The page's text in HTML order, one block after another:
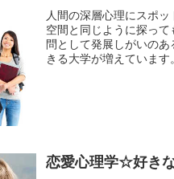
人間の深層心理にスポ
空間と同じように探っ
問として発展しがいの
きる大学が増えています
恋愛心理学☆好き